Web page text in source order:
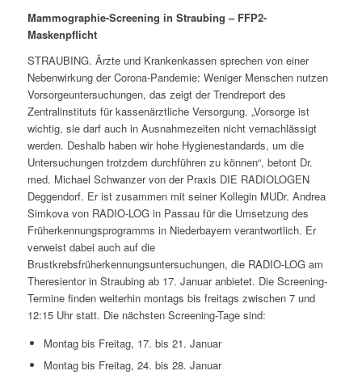
Mammographie-Screening in Straubing – FFP2-
Maskenpflicht
STRAUBING. Ärzte und Krankenkassen sprechen von einer
Nebenwirkung der Corona-Pandemie: Weniger Menschen nutzen
Vorsorgeuntersuchungen, das zeigt der Trendreport des
Zentralinstituts für kassenärztliche Versorgung. „Vorsorge ist
wichtig, sie darf auch in Ausnahmezeiten nicht vernachlässigt
werden. Deshalb haben wir hohe Hygienestandards, um die
Untersuchungen trotzdem durchführen zu können“, betont Dr.
med. Michael Schwanzer von der Praxis DIE RADIOLOGEN
Deggendorf. Er ist zusammen mit seiner Kollegin MUDr. Andrea
Simkova von RADIO-LOG in Passau für die Umsetzung des
Früherkennungsprogramms in Niederbayern verantwortlich. Er
verweist dabei auch auf die
Brustkrebsfrüherkennungsuntersuchungen, die RADIO-LOG am
Theresientor in Straubing ab 17. Januar anbietet. Die Screening-
Termine finden weiterhin montags bis freitags zwischen 7 und
12:15 Uhr statt. Die nächsten Screening-Tage sind:
Montag bis Freitag, 17. bis 21. Januar
Montag bis Freitag, 24. bis 28. Januar